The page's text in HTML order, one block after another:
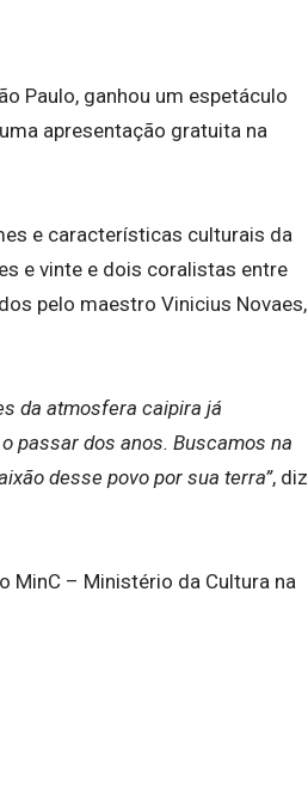
Paulo, ganhou um espetáculo
apresentação gratuita na
e características culturais da
e vinte e dois coralistas entre
pelo maestro Vinicius Novaes,
da atmosfera caipira já
passar dos anos. Buscamos na
desse povo por sua terra”, diz
MinC – Ministério da Cultura na